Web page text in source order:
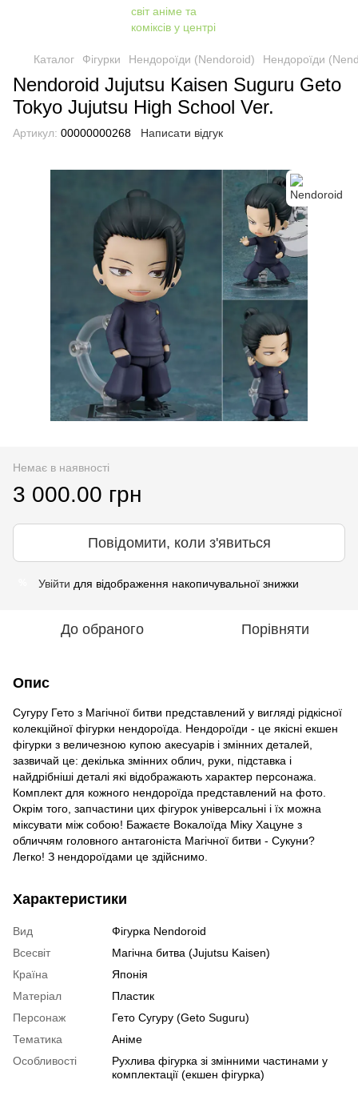
Каталог Фігурки Нендороїди (Nendoroid) Нендороїди
Nendoroid Jujutsu Kaisen Suguru Geto
Tokyo Jujutsu High School Ver.
Артикул: 00000000268 Написати відгук
Немає в наявності
3 000.00 грн
Повідомити, коли з'явиться
Увійти для відображення накопичувальної знижки
До обраного Порівняти
Опис
Сугуру Гето з Магічної битви представлений у вигляді рідкісної
колекційної фігурки нендороїда. Нендороїди - це якісні екшен
фігурки з величезною купою акесуарів і змінних деталей,
зазвичай це: декілька змінних облич, руки, підставка і
найдрібніші деталі які відображають характер персонажа.
Комплект для кожного нендороїда представлений на фото.
Окрім того, запчастини цих фігурок універсальні і їх можна
міксувати між собою! Бажаєте Вокалоїда Міку Хацуне з
обличчям головного антагоніста Магічної битви - Сукуни?
Легко! З нендороїдами це здійснимо.
Характеристики
Вид
Фігурка Nendoroid
Всесвіт
Магічна битва (Jujutsu Kaisen)
Країна
Японія
Матеріал
Пластик
Персонаж
Гето Сугуру (Geto Suguru)
Тематика
Аніме
Особливості
Рухлива фігурка зі змінними частинами у
комплектації (екшен фігурка)